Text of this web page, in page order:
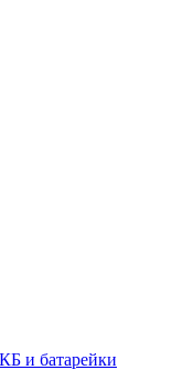
и батарейки